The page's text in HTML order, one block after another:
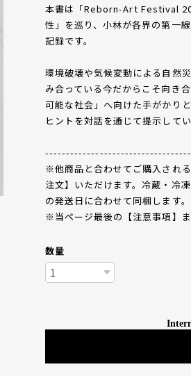
本書は「Reborn-Art Festival
性」を巡り、小林が各界の第一
記録です。
環境破壊や気候変動による自然
み合っている今だからこそ向き
可能な社会」へ向けた手がかり
ヒントを対話を通じて提示してい
※他商品と合わせてご購入され
注文】いただけます。冷蔵・冷
の発送日に合わせて同梱します。
※当ページ最後の【注意事項】
数量